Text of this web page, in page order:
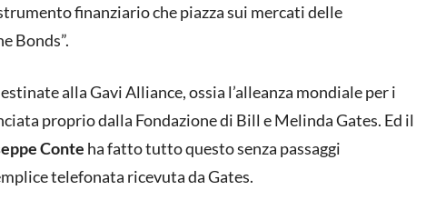
finanziario che piazza sui mercati delle
Bonds”.
alla Gavi Alliance, ossia l’alleanza mondiale per i
proprio dalla Fondazione di Bill e Melinda Gates. Ed il
Conte ha fatto tutto questo senza passaggi
telefonata ricevuta da Gates.